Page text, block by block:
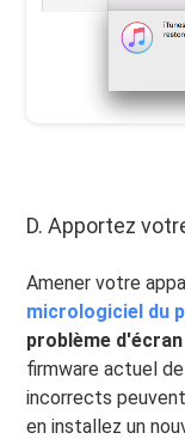
D. Apportez
Amener votre
micrologiciel du
problème
firmware actuel
incorrects
en installez un